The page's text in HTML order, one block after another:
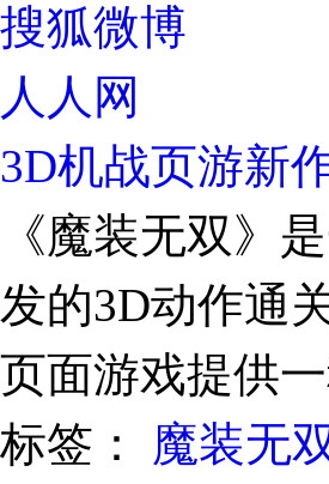
搜狐微博
人人网
3D机战页游新
《魔装无双》
发的3D动作通
页面游戏提供
标签：
魔装无